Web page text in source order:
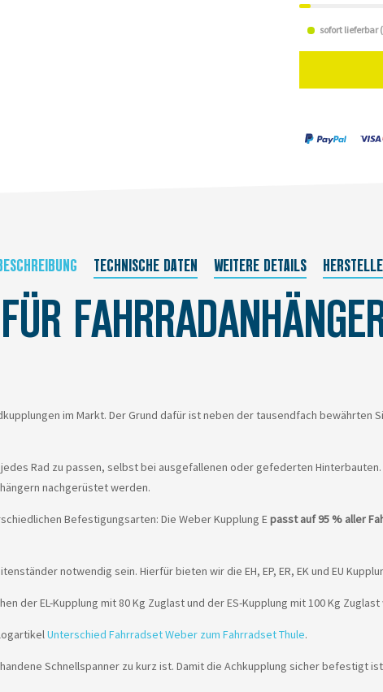
sofort lieferbar
TECHNISCHE DATEN WEITERE DETAILS
im Markt. Der Grund dafür ist neben der tausendfach
Rad zu passen, selbst bei ausgefallenen oder gefederten
nachgerüstet werden.
Befestigungsarten: Die Weber Kupplung Epasst auf 95 % aller
notwendig sein. Hierfür bieten wir die EH, EP, ER, EK und EU
der EL-Kupplung mit 80 Kg Zuglast und der ES-Kupplung mit 100 Kg Zuglast
Unterschied Fahrradset Weber zum Fahrradset Thule.
Schnellspanner zu kurz ist. Damit die Achkupplung sicher befestigt